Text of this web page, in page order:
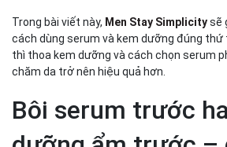
Serum chống lão hóa hoặc dưỡng
Gợi ý serum phục hồi da từ Men
Vì sao da nam nên dùng serum
Kết luận – Dùng serum đúng thứ
hơn
Trong bài viết này, Men Stay Simplicitysẽ
cách dùng serum và kem dưỡng đúng thứ
thì thoa kem dưỡng và cách chọn serum
chăm da trở nên hiệu quả hơn.
Bôi serum trước